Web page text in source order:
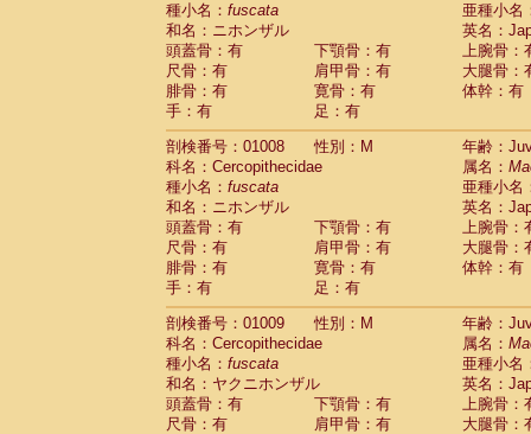
種小名： fuscata
亜種小名
和名：ニホンザル
英名：
頭蓋骨：有
下顎骨：有
上腕骨：
尺骨：有
肩甲骨：有
大腿骨：
腓骨：有
寛骨：有
体幹：有
手：有
足：有
剖検番号：01008
性別：M
年齢：
科名：Cercopithecidae
属名：
種小名： fuscata
亜種小名
和名：ニホンザル
英名：
頭蓋骨：有
下顎骨：有
上腕骨：
尺骨：有
肩甲骨：有
大腿骨：
腓骨：有
寛骨：有
体幹：有
手：有
足：有
剖検番号：01009
性別：M
年齢：
科名：Cercopithecidae
属名：
種小名： fuscata
亜種小名
和名：ヤクニホンザル
英名：
頭蓋骨：有
下顎骨：有
上腕骨：
尺骨：有
肩甲骨：有
大腿骨：